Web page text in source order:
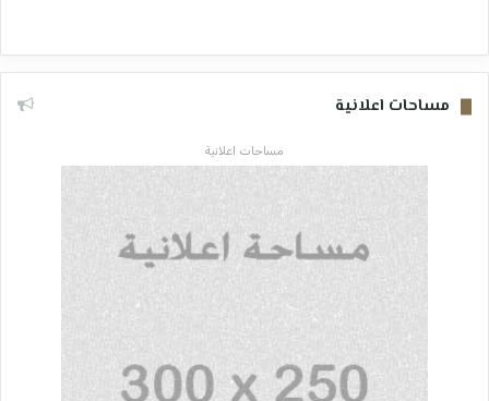
مساحات اعلانية
مساحات اعلانية